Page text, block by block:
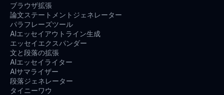
ブラウザ拡張
論文ステートメントジェネレーター
パラフレーズツール
AIエッセイアウトライン生成
エッセイエクスパンダー
文と段落の拡張
AIエッセイライター
AIサマライザー
段落ジェネレーター
タイニーワウ